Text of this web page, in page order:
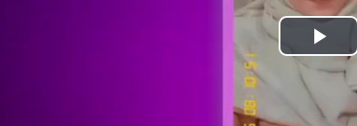
Play
Video